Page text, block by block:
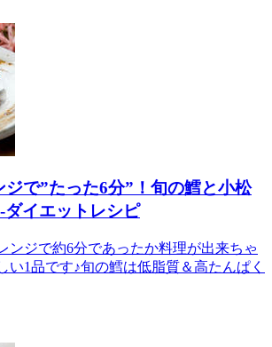
ジで”たった6分”！旬の鱈と小松
イエットレシピ
ンジで約6分であったか料理が出来ちゃ
い1品です♪旬の鱈は低脂質＆高たんぱく